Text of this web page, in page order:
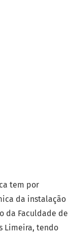
tem por
da instalação
da Faculdade de
Limeira, tendo